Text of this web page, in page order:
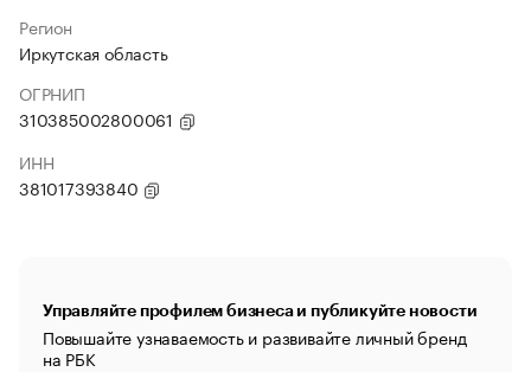
Регион
Иркутская область
ОГРНИП
310385002800061
ИНН
381017393840
Управляйте профилем бизнеса и публикуйте новости
Повышайте узнаваемость и развивайте личный бренд
на РБК